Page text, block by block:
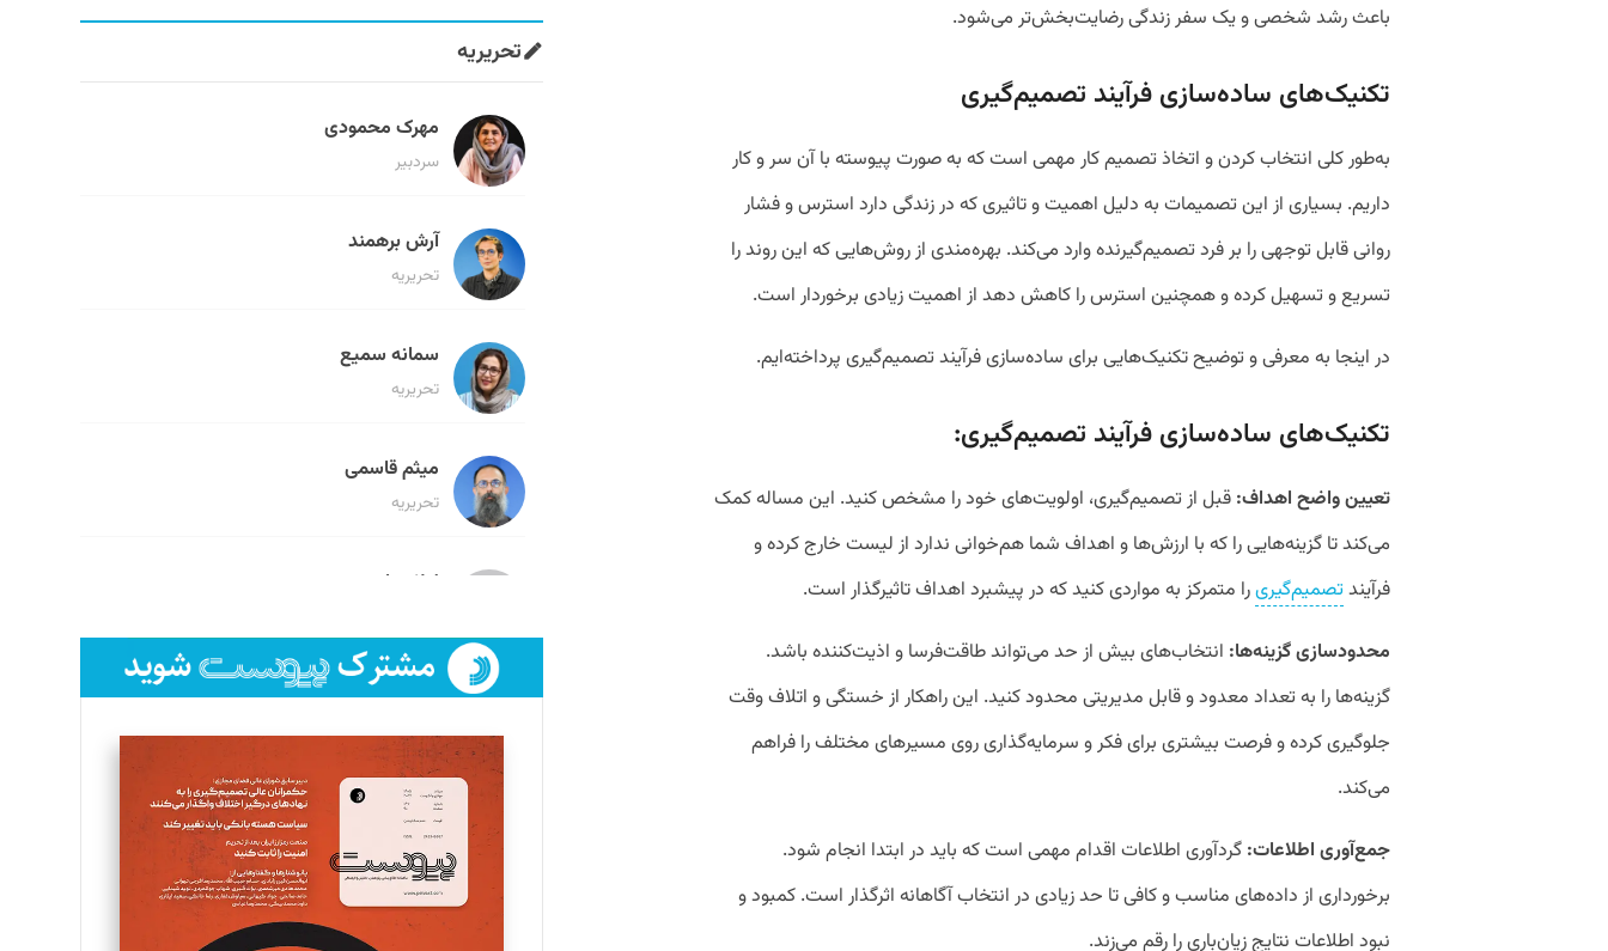
باعث رشد شخصی و یک سفر زندگی رضایت‌بخش‌تر می‌شود.
تکنیک‌های ساده‌سازی فرآیند تصمیم‌گیری
به‌طور کلی انتخاب کردن و اتخاذ تصمیم کار مهمی است که به صورت پیوسته با آن سر و کار
داریم. بسیاری از این تصمیمات به دلیل اهمیت و تاثیری که در زندگی دارد استرس و فشار
روانی قابل توجهی را بر فرد تصمیم‌گیرنده وارد می‌کند. بهره‌مندی از روش‌هایی که این روند را
تسریع و تسهیل کرده و همچنین استرس را کاهش دهد از اهمیت زیادی برخوردار است.
در اینجا به معرفی و توضیح تکنیک‌هایی برای ساده‌سازی فرآیند تصمیم‌گیری پرداخته‌‌ایم.
تکنیک‌های ساده‌سازی فرآیند تصمیم‌گیری:
تعیین واضح اهداف: قبل از تصمیم‌گیری، اولویت‌های خود را مشخص کنید. این مساله کمک
می‌کند تا گزینه‌هایی را که با ارزش‌ها و اهداف شما هم‌خوانی ندارد از لیست خارج کرده و
فرآیندتصمیم‌گیریرا متمرکز به مواردی کنید که در پیشبرد اهداف تاثیرگذار است.
محدودسازی گزینه‌ها: انتخاب‌های بیش از حد می‌تواند طاقت‌فرسا و اذیت‌کننده باشد.
گزینه‌ها را به تعداد معدود و قابل مدیریتی محدود کنید. این راهکار از خستگی و اتلاف وقت
جلوگیری کرده و فرصت بیشتری برای فکر و سرمایه‌گذاری روی مسیرهای مختلف را فراهم
می‌کند.
جمع‌آوری اطلاعات: گردآوری اطلاعات اقدام مهمی است که باید در ابتدا انجام شود.
برخورداری از داده‌های مناسب و کافی تا حد زیادی در انتخاب آگاهانه اثرگذار است. کمبود و
نبود اطلاعات نتایج زیان‌باری را رقم می‌زند.
تحریریه
مهرک محمودی
سردبیر
آرش برهمند
تحریریه
سمانه سمیع
تحریریه
میثم قاسمی
تحریریه
لیلا حنارود
فائزه فتحی رستمی
تحریریه
سروش کرمیان
تحریریه
مینا پاکدل